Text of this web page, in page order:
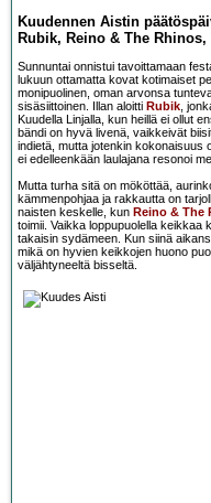
Kuudennen Aistin
Rubik, Reino & The
Sunnuntai onnistui tavoittamaan
lukuun ottamatta kovat kotimaiset
monipuolinen, oman arvonsa
sisäsiittoinen. Illan aloitti Rubik,
Kuudella Linjalla, kun heillä ei ollut
bändi on hyvä livenä, vaikkeivät
indietä, mutta jotenkin kokonaisuus
ei edelleenkään laulajana resonoi
Mutta turha sitä on mököttää,
kämmenpohjaa ja rakkautta on
naisten keskelle, kun Reino & The
toimii. Vaikka loppupuolella keikkaa
takaisin sydämeen. Kun siinä
mikä on hyvien keikkojen huono
väljähtyneeltä bisseltä.